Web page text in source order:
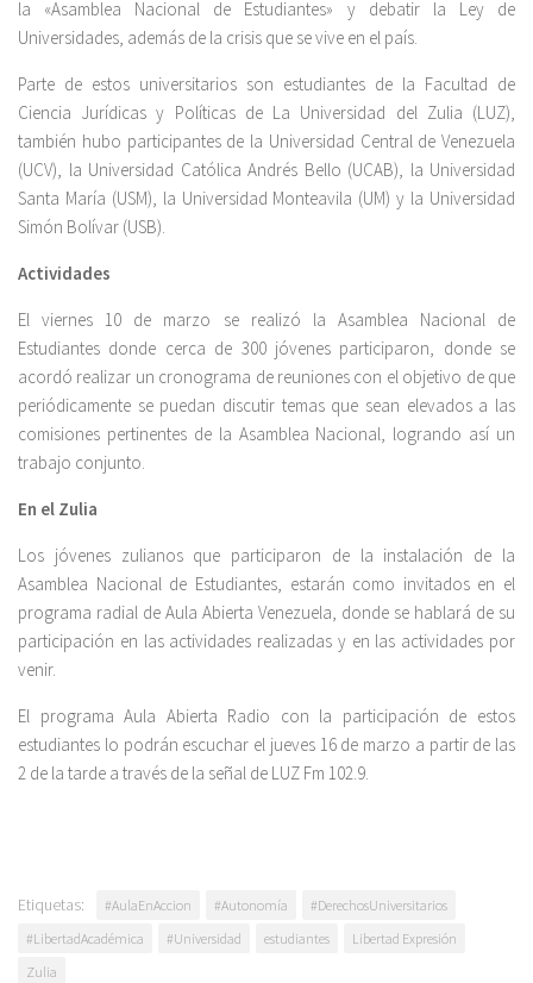
la «Asamblea Nacional de Estudiantes» y debatir la Ley de
Universidades, además de la crisis que se vive en el país.
Parte de estos universitarios son estudiantes de la Facultad de
Ciencia Jurídicas y Políticas de La Universidad del Zulia (LUZ),
también hubo participantes de la Universidad Central de Venezuela
(UCV), la Universidad Católica Andrés Bello (UCAB), la Universidad
Santa María (USM), la Universidad Monteavila (UM) y la Universidad
Simón Bolívar (USB).
Actividades
El viernes 10 de marzo se realizó la Asamblea Nacional de
Estudiantes donde cerca de 300 jóvenes participaron, donde se
acordó realizar un cronograma de reuniones con el objetivo de que
periódicamente se puedan discutir temas que sean elevados a las
comisiones pertinentes de la Asamblea Nacional, logrando así un
trabajo conjunto.
En el Zulia
Los jóvenes zulianos que participaron de la instalación de la
Asamblea Nacional de Estudiantes, estarán como invitados en el
programa radial de Aula Abierta Venezuela, donde se hablará de su
participación en las actividades realizadas y en las actividades por
venir.
El programa Aula Abierta Radio con la participación de estos
estudiantes lo podrán escuchar el jueves 16 de marzo a partir de las
2 de la tarde a través de la señal de LUZ Fm 102.9.
Etiquetas: #AulaEnAccion #Autonomía
#DerechosUniversitarios
#LibertadAcadémica
#Universidad estudiantes
Libertad Expresión
Zulia